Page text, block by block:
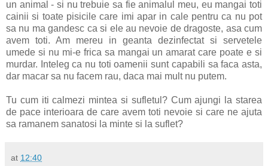
un animal - si nu trebuie sa fie animalul meu, eu mangai toti
cainii si toate pisicile care imi apar in cale pentru ca nu pot
sa nu ma gandesc ca si ele au nevoie de dragoste, asa cum
avem toti. Am mereu in geanta dezinfectat si servetele
umede si nu mi-e frica sa mangai un amarat care poate e si
murdar. Inteleg ca nu toti oamenii sunt capabili sa faca asta,
dar macar sa nu facem rau, daca mai mult nu putem.
Tu cum iti calmezi mintea si sufletul? Cum ajungi la starea
de pace interioara de care avem toti nevoie si care ne ajuta
sa ramanem sanatosi la minte si la suflet?
at 12:40